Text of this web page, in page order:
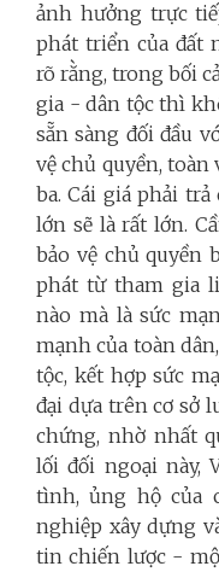
ảnh hưởng trực
phát triển của đất
rõ rằng, trong bối
gia - dân tộc thì
sẵn sàng đối đầu
vệ chủ quyền,
ba. Cái giá phải
lớn sẽ là rất lớn.
bảo vệ chủ quyền
phát từ tham gia
nào mà là sức
mạnh của toàn
tộc, kết hợp sức
đại dựa trên cơ sở
chứng, nhờ nhất
lối đối ngoại này,
tình, ủng hộ của
nghiệp xây dựng
tin chiến lược -